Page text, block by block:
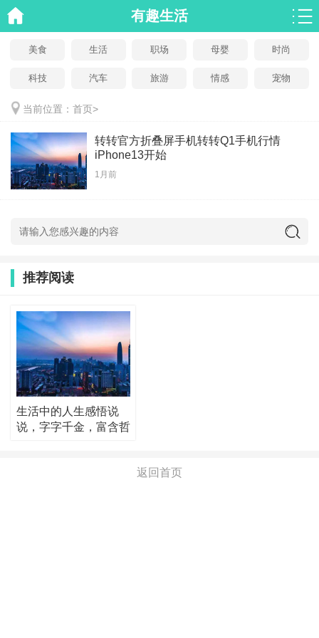
有趣生活
美食 生活 职场 母婴 时尚
科技 汽车 旅游 情感 宠物
当前位置： 首页>
转转官方折叠屏手机转转Q1手机行情
iPhone13开始
1月前
推荐阅读
生活中的人生感悟说
说，字字千金，富含哲
返回首页